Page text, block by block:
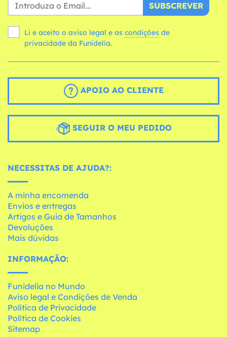
SUBSCREVER
Li e aceito o aviso legal e as condições
privacidade da Funidelia.
APOIO AO CLIENTE
SEGUIR O MEU PEDIDO
NECESSITAS DE AJUDA?:
A minha encomenda
Envios e entregas
Artigos e Guia de Tamanhos
Devoluções
Mais dúvidas
INFORMAÇÃO:
Funidelia no Mundo
Aviso legal e Condições de Venda
Política de Privacidade
Política de Cookies
Sitemap